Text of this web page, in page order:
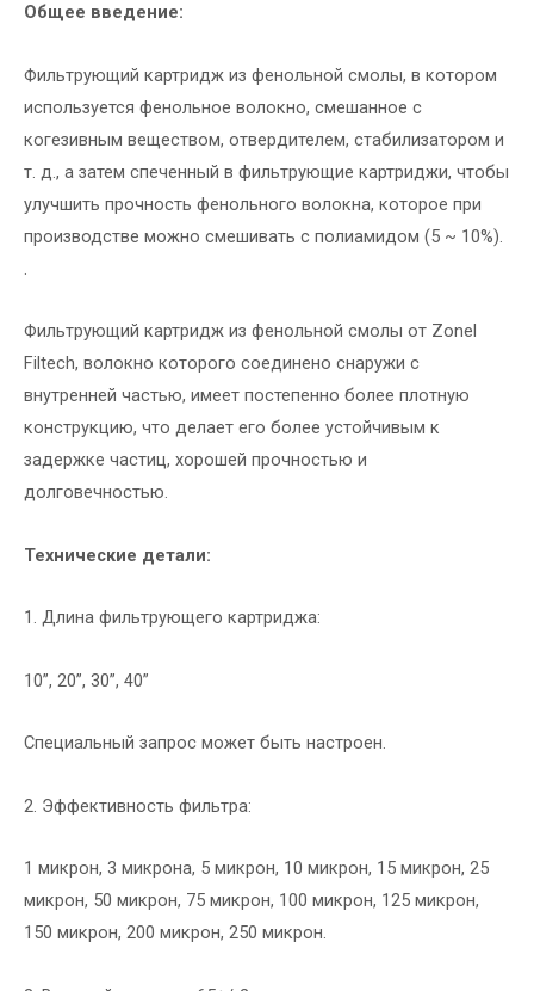
Общее введение:
Фильтрующий картридж из фенольной смолы, в котором
используется фенольное волокно, смешанное с
когезивным веществом, отвердителем, стабилизатором и
т. д., а затем спеченный в фильтрующие картриджи, чтобы
улучшить прочность фенольного волокна, которое при
производстве можно смешивать с полиамидом (5 ~ 10%).
.
Фильтрующий картридж из фенольной смолы от Zonel
Filtech, волокно которого соединено снаружи с
внутренней частью, имеет постепенно более плотную
конструкцию, что делает его более устойчивым к
задержке частиц, хорошей прочностью и
долговечностью.
Технические детали:
1. Длина фильтрующего картриджа:
10”, 20”, 30”, 40”
Специальный запрос может быть настроен.
2. Эффективность фильтра:
1 микрон, 3 микрона, 5 микрон, 10 микрон, 15 микрон, 25
микрон, 50 микрон, 75 микрон, 100 микрон, 125 микрон,
150 микрон, 200 микрон, 250 микрон.